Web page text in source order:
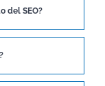
del SEO?